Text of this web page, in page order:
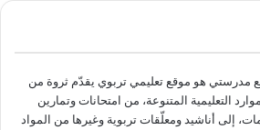
ن
مدرستي هو موقع تعليمي تربوي يقدّم ثروة من
التعليمية المتنوعة، من امتحانات وتمارين
إلى أناشيد ومعلّقات تربوية وغيرها من المواد